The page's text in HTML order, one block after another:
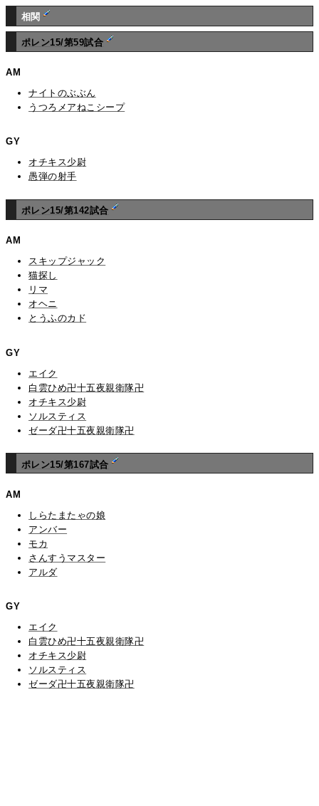
相関
ポレン15/第59試合
AM
ナイトのぶぶん
うつろメアねこシープ
GY
オチキス少尉
愚弾の射手
ポレン15/第142試合
AM
スキップジャック
猫探し
リマ
オヘニ
とうふのカド
GY
エイク
白雲ひめ卍十五夜親衛隊卍
オチキス少尉
ソルスティス
ゼーダ卍十五夜親衛隊卍
ポレン15/第167試合
AM
しらたまたゃの娘
アンバー
モカ
さんすうマスター
アルダ
GY
エイク
白雲ひめ卍十五夜親衛隊卍
オチキス少尉
ソルスティス
ゼーダ卍十五夜親衛隊卍